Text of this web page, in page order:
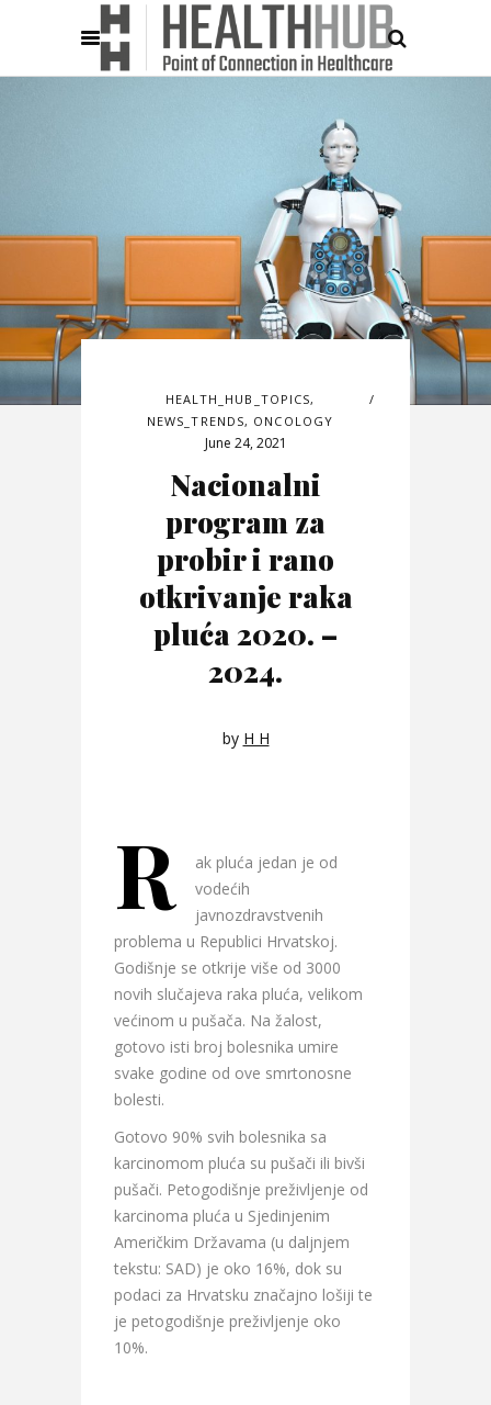
HEALTH_HUB_TOPICS,
NEWS_TRENDS, ONCOLOGY
June 24, 2021
Nacionalni
program za
probir i rano
otkrivanje raka
pluća 2020. –
2024.
by H H
R
ak pluća jedan je od
vodećih
javnozdravstvenih
problema u Republici Hrvatskoj.
Godišnje se otkrije više od 3000
novih slučajeva raka pluća, velikom
većinom u pušača. Na žalost,
gotovo isti broj bolesnika umire
svake godine od ove smrtonosne
bolesti.
Gotovo 90% svih bolesnika sa
karcinomom pluća su pušači ili bivši
pušači. Petogodišnje preživljenje od
karcinoma pluća u Sjedinjenim
Američkim Državama (u daljnjem
tekstu: SAD) je oko 16%, dok su
podaci za Hrvatsku značajno lošiji te
je petogodišnje preživljenje oko
10%.